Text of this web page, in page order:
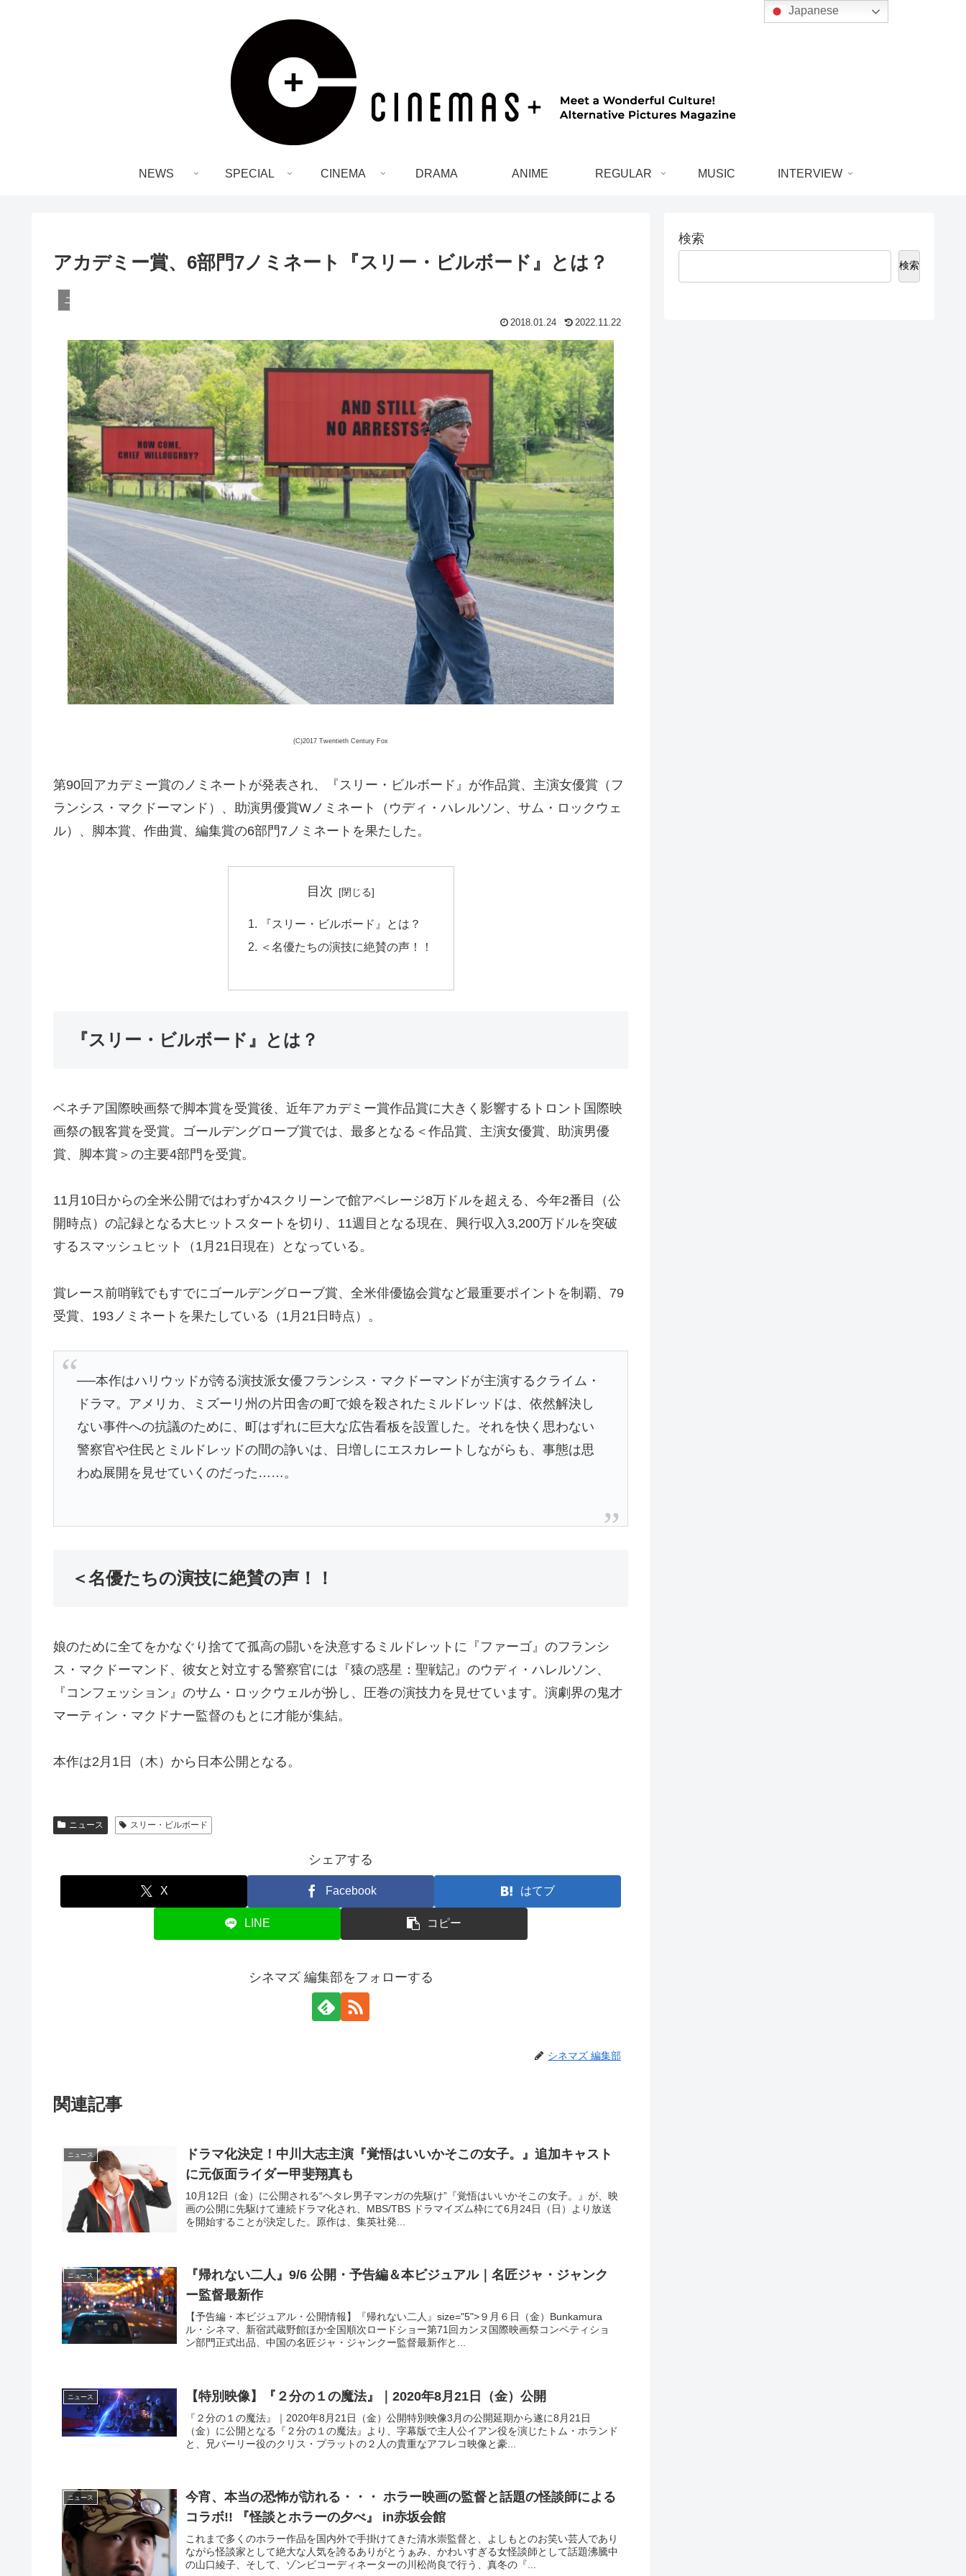
NEWS SPECIAL CINEMA DRAMA ANIME REGULAR MUSIC INTERVIEW
アカデミー賞、6部門7ノミネート『スリー・ビルボード』とは？
ニュース
2018.01.24 2022.11.22
(C)2017 Twentieth Century Fox
第90回アカデミー賞のノミネートが発表され、『スリー・ビルボード』が作品賞、主演女優賞（フ
ランシス・マクドーマンド）、助演男優賞Wノミネート（ウディ・ハレルソン、サム・ロックウェ
ル）、脚本賞、作曲賞、編集賞の6部門7ノミネートを果たした。
目次
『スリー・ビルボード』とは？
＜名優たちの演技に絶賛の声！！
『スリー・ビルボード』とは？
ベネチア国際映画祭で脚本賞を受賞後、近年アカデミー賞作品賞に大きく影響するトロント国際映
画祭の観客賞を受賞。ゴールデングローブ賞では、最多となる＜作品賞、主演女優賞、助演男優
賞、脚本賞＞の主要4部門を受賞。
11月10日からの全米公開ではわずか4スクリーンで館アベレージ8万ドルを超える、今年2番目（公
開時点）の記録となる大ヒットスタートを切り、11週目となる現在、興行収入3,200万ドルを突破
するスマッシュヒット（1月21日現在）となっている。
賞レース前哨戦でもすでにゴールデングローブ賞、全米俳優協会賞など最重要ポイントを制覇、79
受賞、193ノミネートを果たしている（1月21日時点）。
──本作はハリウッドが誇る演技派女優フランシス・マクドーマンドが主演するクライム・
ドラマ。アメリカ、ミズーリ州の片田舎の町で娘を殺されたミルドレッドは、依然解決し
ない事件への抗議のために、町はずれに巨大な広告看板を設置した。それを快く思わない
警察官や住民とミルドレッドの間の諍いは、日増しにエスカレートしながらも、事態は思
わぬ展開を見せていくのだった……。
＜名優たちの演技に絶賛の声！！
娘のために全てをかなぐり捨てて孤高の闘いを決意するミルドレットに『ファーゴ』のフランシ
ス・マクドーマンド、彼女と対立する警察官には『猿の惑星：聖戦記』のウディ・ハレルソン、
『コンフェッション』のサム・ロックウェルが扮し、圧巻の演技力を見せています。演劇界の鬼才
マーティン・マクドナー監督のもとに才能が集結。
本作は2月1日（木）から日本公開となる。
ニュース スリー・ビルボード
シェアする
X Facebook はてブ
LINE コピー
シネマズ 編集部をフォローする
シネマズ 編集部
関連記事
ニュース
ドラマ化決定！中川大志主演『覚悟はいいかそこの女子。』追加キャスト
に元仮面ライダー甲斐翔真も
10月12日（金）に公開される“ヘタレ男子マンガの先駆け”『覚悟はいいかそこの女子。』が、映
画の公開に先駆けて連続ドラマ化され、MBS/TBS ドラマイズム枠にて6月24日（日）より放送
を開始することが決定した。原作は、集英社発...
ニュース
『帰れない二人』9/6 公開・予告編＆本ビジュアル｜名匠ジャ・ジャンク
ー監督最新作
【予告編・本ビジュアル・公開情報】『帰れない二人』size="5">９月６日（金）Bunkamura
ル・シネマ、新宿武蔵野館ほか全国順次ロードショー第71回カンヌ国際映画祭コンペティショ
ン部門正式出品、中国の名匠ジャ・ジャンクー監督最新作と...
ニュース 【特別映像】『２分の１の魔法』｜2020年8月21日（金）公開
『２分の１の魔法』｜2020年8月21日（金）公開特別映像3月の公開延期から遂に8月21日
（金）に公開となる『２分の１の魔法』より、字幕版で主人公イアン役を演じたトム・ホランド
と、兄バーリー役のクリス・プラットの２人の貴重なアフレコ映像と豪...
ニュース
今宵、本当の恐怖が訪れる・・・ ホラー映画の監督と話題の怪談師による
コラボ!! 『怪談とホラーの夕べ』 in赤坂会館
これまで多くのホラー作品を国内外で手掛けてきた清水崇監督と、よしもとのお笑い芸人であり
ながら怪談家として絶大な人気を誇るありがとうぁみ、かわいすぎる女怪談師として話題沸騰中
の山口綾子、そして、ゾンビコーディネーターの川松尚良で行う、真冬の『...
検索
検索
Japanese